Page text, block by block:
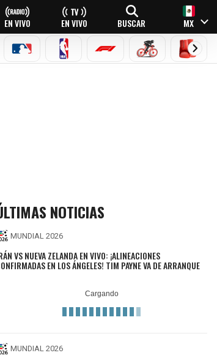
EN VIVO EN VIVO BUSCAR MX
MLB NBA FÓRMULA 1CICLISMOBOXEO
NOTICIAS
MUNDIAL 2026
VS NUEVA ZELANDA EN VIVO: ¡ALINEACIONES
EN LOS ÁNGELES! TIM PAYNE VA DE ARRANQUE
MUNDIAL 2026